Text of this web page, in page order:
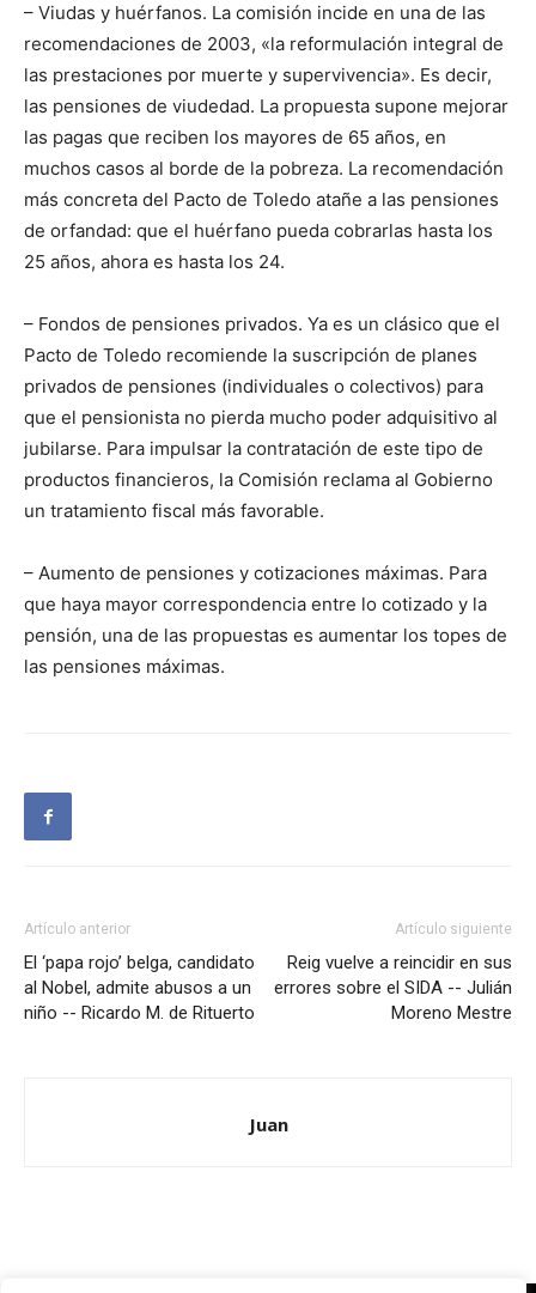
– Viudas y huérfanos. La comisión incide en una de las
recomendaciones de 2003, «la reformulación integral de
las prestaciones por muerte y supervivencia». Es decir,
las pensiones de viudedad. La propuesta supone mejorar
las pagas que reciben los mayores de 65 años, en
muchos casos al borde de la pobreza. La recomendación
más concreta del Pacto de Toledo atañe a las pensiones
de orfandad: que el huérfano pueda cobrarlas hasta los
25 años, ahora es hasta los 24.
– Fondos de pensiones privados. Ya es un clásico que el
Pacto de Toledo recomiende la suscripción de planes
privados de pensiones (individuales o colectivos) para
que el pensionista no pierda mucho poder adquisitivo al
jubilarse. Para impulsar la contratación de este tipo de
productos financieros, la Comisión reclama al Gobierno
un tratamiento fiscal más favorable.
– Aumento de pensiones y cotizaciones máximas. Para
que haya mayor correspondencia entre lo cotizado y la
pensión, una de las propuestas es aumentar los topes de
las pensiones máximas.
Artículo anterior
El ‘papa rojo’ belga, candidato
al Nobel, admite abusos a un
niño -- Ricardo M. de Rituerto
Artículo siguiente
Reig vuelve a reincidir en sus
errores sobre el SIDA -- Julián
Moreno Mestre
Juan